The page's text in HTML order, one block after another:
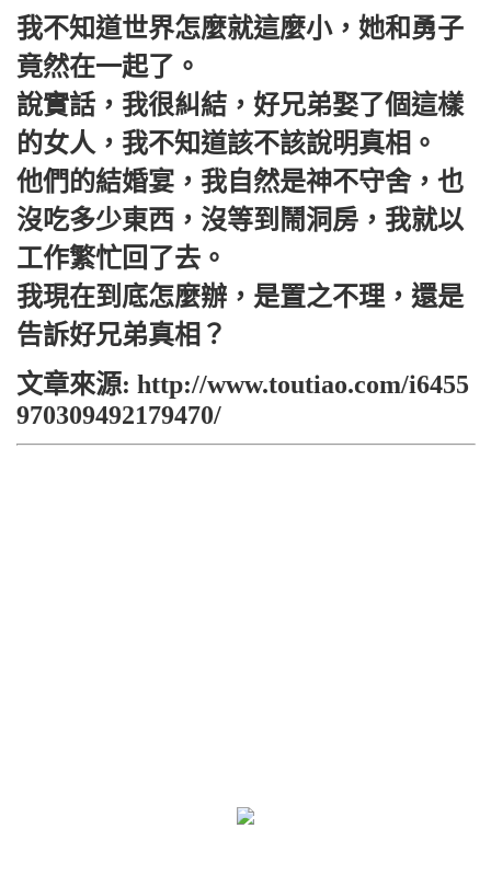
我不知道世界怎麼就這麼小，她和勇子
竟然在一起了。
說實話，我很糾結，好兄弟娶了個這樣
的女人，我不知道該不該說明真相。
他們的結婚宴，我自然是神不守舍，也
沒吃多少東西，沒等到鬧洞房，我就以
工作繁忙回了去。
我現在到底怎麼辦，是置之不理，還是
告訴好兄弟真相？
文章來源: http://www.toutiao.com/i6455
970309492179470/